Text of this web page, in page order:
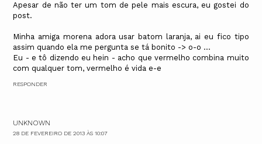
Apesar de não ter um tom de pele mais escura, eu gostei do
post.
Minha amiga morena adora usar batom laranja, ai eu fico tipo
assim quando ela me pergunta se tá bonito -> o-o ...
Eu - e tô dizendo eu hein - acho que vermelho combina muito
com qualquer tom, vermelho é vida e-e
RESPONDER
UNKNOWN
28 DE FEVEREIRO DE 2013 ÀS 10:07